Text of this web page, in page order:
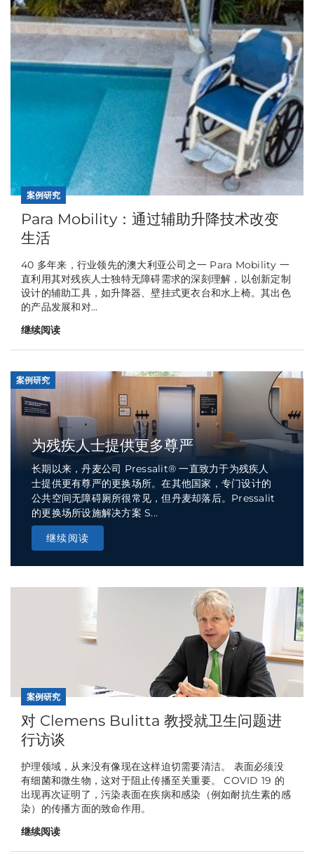
案例研究
Para Mobility：通过辅助升降技术改变
生活
40 多年来，行业领先的澳大利亚公司之一 Para Mobility 一
直利用其对残疾人士独特无障碍需求的深刻理解，以创新定制
设计的辅助工具，如升降器、壁挂式更衣台和水上椅。其出色
的产品发展和对...
继续阅读
案例研究
为残疾人士提供更多尊严
长期以来，丹麦公司 Pressalit® 一直致力于为残疾人
士提供更有尊严的更换场所。在其他国家，专门设计的
公共空间无障碍厕所很常见，但丹麦却落后。Pressalit
的更换场所设施解决方案 S...
继续阅读
案例研究
对 Clemens Bulitta 教授就卫生问题进
行访谈
护理领域，从来没有像现在这样迫切需要清洁。 表面必须没
有细菌和微生物，这对于阻止传播至关重要。 COVID 19 的
出现再次证明了，污染表面在疾病和感染（例如耐抗生素的感
染）的传播方面的致命作用。
继续阅读